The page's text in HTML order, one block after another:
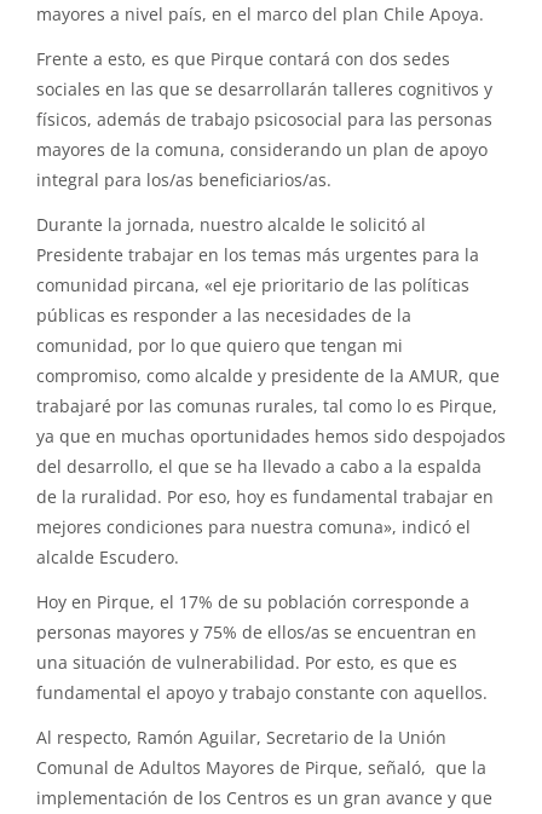
mayores a nivel país, en el marco del plan Chile Apoya.
Frente a esto, es que Pirque contará con dos sedes
sociales en las que se desarrollarán talleres cognitivos y
físicos, además de trabajo psicosocial para las personas
mayores de la comuna, considerando un plan de apoyo
integral para los/as beneficiarios/as.
Durante la jornada, nuestro alcalde le solicitó al
Presidente trabajar en los temas más urgentes para la
comunidad pircana, «el eje prioritario de las políticas
públicas es responder a las necesidades de la
comunidad, por lo que quiero que tengan mi
compromiso, como alcalde y presidente de la AMUR, que
trabajaré por las comunas rurales, tal como lo es Pirque,
ya que en muchas oportunidades hemos sido despojados
del desarrollo, el que se ha llevado a cabo a la espalda
de la ruralidad. Por eso, hoy es fundamental trabajar en
mejores condiciones para nuestra comuna», indicó el
alcalde Escudero.
Hoy en Pirque, el 17% de su población corresponde a
personas mayores y 75% de ellos/as se encuentran en
una situación de vulnerabilidad. Por esto, es que es
fundamental el apoyo y trabajo constante con aquellos.
Al respecto, Ramón Aguilar, Secretario de la Unión
Comunal de Adultos Mayores de Pirque, señaló, que la
implementación de los Centros es un gran avance y que